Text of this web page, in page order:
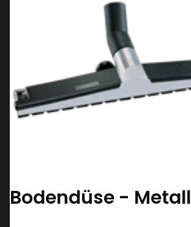
Bodendüse - Metall